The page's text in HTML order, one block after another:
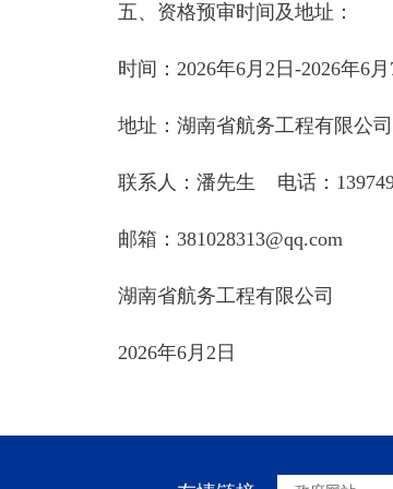
五、资格预审时间及地址：
时间：2026年6月2日-2026年6
地址：湖南省航务工程有限公
联系人：潘先生 电话：
邮箱：381028313@qq.com
湖南省航务工程有限公司
2026年6月2日